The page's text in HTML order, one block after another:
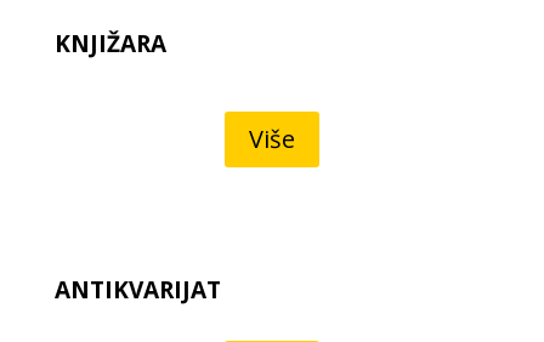
KNJIŽARA
Više
ANTIKVARIJAT